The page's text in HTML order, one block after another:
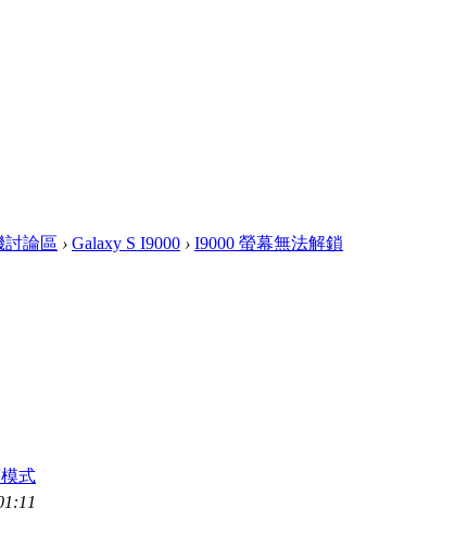
討論區 › Galaxy S I9000 › I9000 螢幕無法解鎖
式